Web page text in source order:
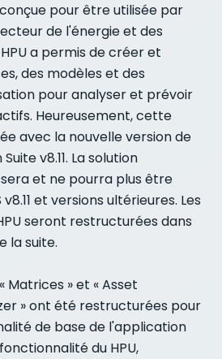
pour être utilisée par
de l'énergie et des
a permis de créer et
des modèles et des
pour analyser et prévoir
Heureusement, cette
avec la nouvelle version de
v8.11. La solution
et ne pourra plus être
et versions ultérieures. Les
seront restructurées dans
la suite.
Matrices » et « Asset
» ont été restructurées pour
de base de l'application
du HPU,